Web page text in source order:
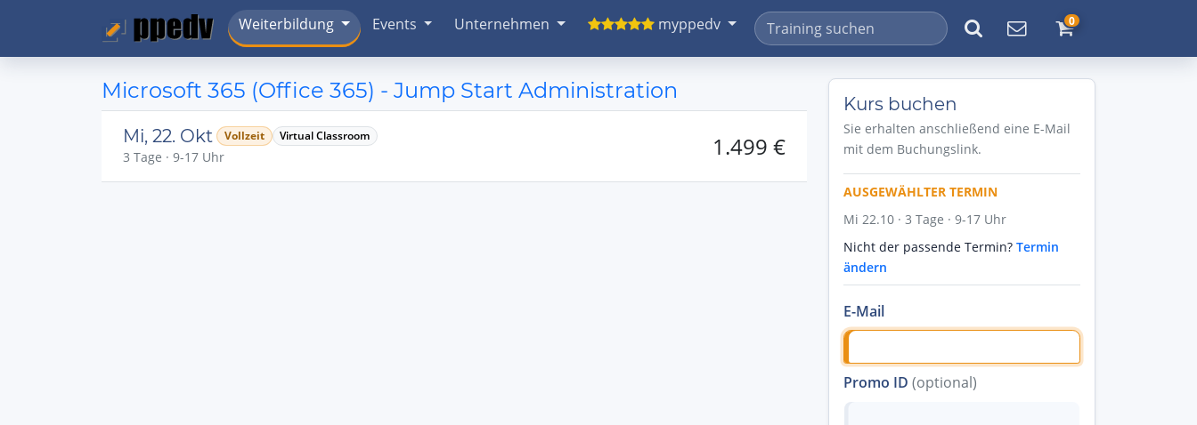
Weiterbildung Events Unternehmen myppedv 0
Microsoft 365 (Office 365) - Jump Start Administration
Mi, 22. Okt Vollzeit Virtual Classroom
3 Tage · 9-17 Uhr 1.499 €
Kurs buchen
Sie erhalten anschließend eine E-Mail
mit dem Buchungslink.
AUSGEWÄHLTER TERMIN
Mi 22.10 · 3 Tage · 9-17 Uhr
Nicht der passende Termin? Termin
ändern
E-Mail
Promo ID (optional)